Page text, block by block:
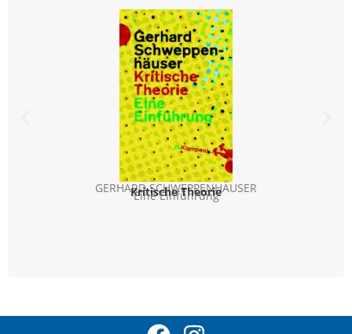
GERHARD SCHWEPPENHÄUSER
Kritische Theorie
Eine Einführung